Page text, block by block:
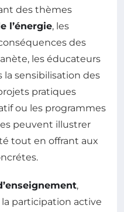
des thèmes
l’énergie, les
des
les éducateurs
sensibilisation des
pratiques
ou les programmes
peuvent illustrer
tout en offrant aux
,
la participation active